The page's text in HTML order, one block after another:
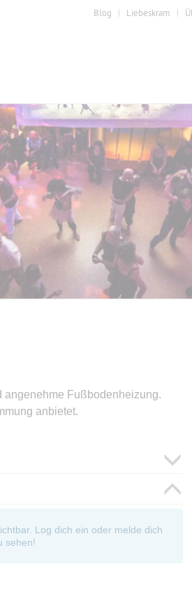
Blog Liebeskram
angenehme Fußbodenheizung.
anbietet.
Log dich ein oder melde dich
sehen!